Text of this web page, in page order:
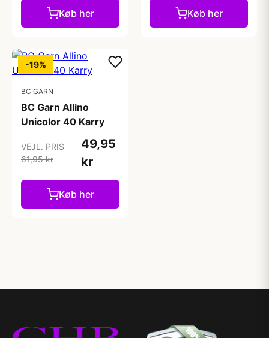
Køb her Køb her
-19%
BC GARN
BC Garn Allino
Unicolor 40 Karry
VEJL. PRIS
61,95 kr
49,95
kr
Køb her